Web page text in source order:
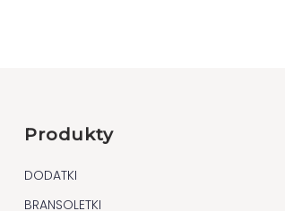
Produkty
DODATKI
BRANSOLETKI